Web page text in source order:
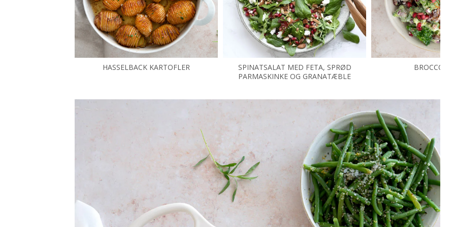
HASSELBACK KARTOFLER
SPINATSALAT MED FETA, SPRØD
PARMASKINKE OG GRANATÆBLE